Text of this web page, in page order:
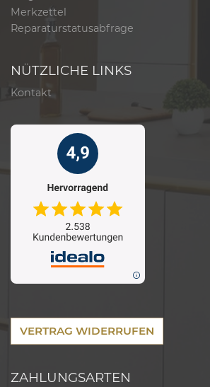
Merkzettel
Reparaturstatusabfrage
NÜTZLICHE LINKS
Kontakt
VERTRAG WIDERRUFEN
ZAHLUNGSARTEN